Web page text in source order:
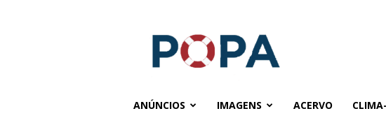
ANÚNCIOS IMAGENS ACERVO